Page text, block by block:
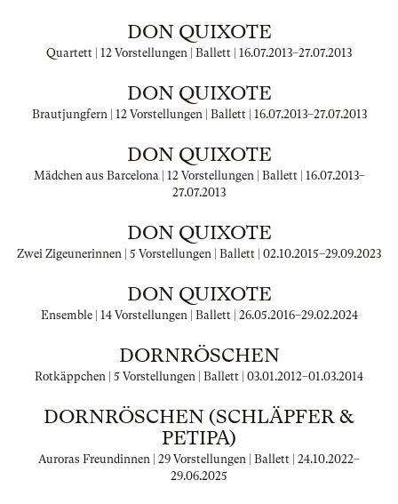
DON QUIXOTE
Quartett | 12 Vorstellungen | Ballett | 16.07.2013–27.07.2013
DON QUIXOTE
Brautjungfern | 12 Vorstellungen | Ballett | 16.07.2013–27.07.2013
DON QUIXOTE
Mädchen aus Barcelona | 12 Vorstellungen | Ballett | 16.07.2013–
27.07.2013
DON QUIXOTE
Zwei Zigeunerinnen | 5 Vorstellungen | Ballett | 02.10.2015–29.09.2023
DON QUIXOTE
Ensemble | 14 Vorstellungen | Ballett | 26.05.2016–29.02.2024
DORNRÖSCHEN
Rotkäppchen | 5 Vorstellungen | Ballett | 03.01.2012–01.03.2014
DORNRÖSCHEN (SCHLÄPFER &
PETIPA)
Auroras Freundinnen | 29 Vorstellungen | Ballett | 24.10.2022–
29.06.2025